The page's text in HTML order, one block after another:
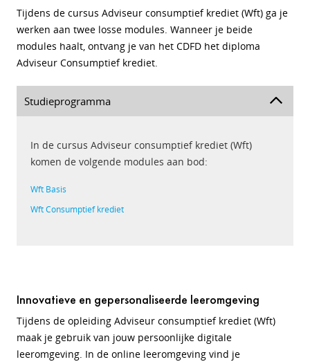
Tijdens de cursus Adviseur consumptief krediet (Wft) ga je
werken aan twee losse modules. Wanneer je beide
modules haalt, ontvang je van het CDFD het diploma
Adviseur Consumptief krediet.
Studieprogramma
In de cursus Adviseur consumptief krediet (Wft)
komen de volgende modules aan bod:
Wft Basis
Wft Consumptief krediet
Innovatieve en gepersonaliseerde leeromgeving
Tijdens de opleiding Adviseur consumptief krediet (Wft)
maak je gebruik van jouw persoonlijke digitale
leeromgeving. In de online leeromgeving vind je